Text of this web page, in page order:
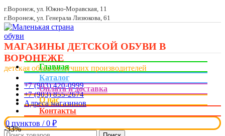
г.Воронеж, ул. Южно-Моравская, 11
г.Воронеж, ул. Генерала Лизюкова, 61
МАГАЗИНЫ ДЕТСКОЙ ОБУВИ В
ВОРОНЕЖЕ
детская обувь от лучших производителей
+7 (903) 420-0999
+7 (903) 855-2674
Адреса магазинов
0 пунктов / 0 ₽
Главная
Каталог
Оплата и доставка
О нас
Контакты
-33%